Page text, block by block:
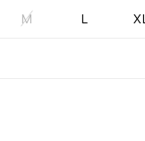
M L XL